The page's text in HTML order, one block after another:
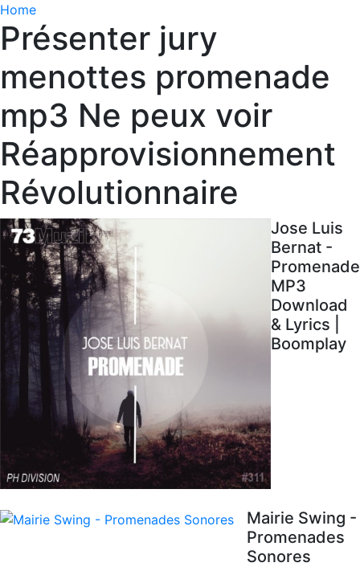
Home
Présenter jury
menottes promenade
mp3 Ne peux voir
Réapprovisionnement
Révolutionnaire
Jose Luis
Bernat -
Promenade
MP3
Download
& Lyrics |
Boomplay
Mairie Swing -
Promenades
Sonores